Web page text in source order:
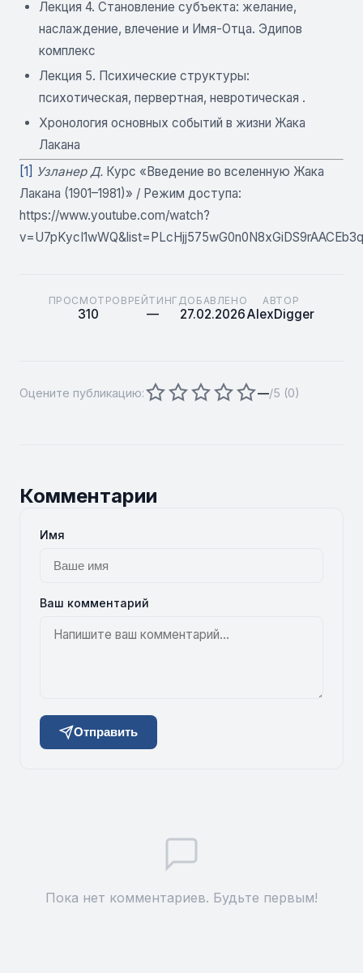
Лекция 4. Становление субъекта: желание,
наслаждение, влечение и Имя-Отца. Эдипов
комплекс
Лекция 5. Психические структуры:
психотическая, первертная, невротическая .
Хронология основных событий в жизни Жака
Лакана
[1] Узланер Д. Курс «Введение во вселенную Жака
Лакана (1901–1981)» / Режим доступа:
https://www.youtube.com/watch?
ПРОСМОТРОВ
310
РЕЙТИНГ
—
ДОБАВЛЕНО
27.02.2026
АВТОР
AlexDigger
Оцените публикацию: —/5 (0)
Комментарии
Имя
Ваш комментарий
Отправить
Пока нет комментариев. Будьте первым!